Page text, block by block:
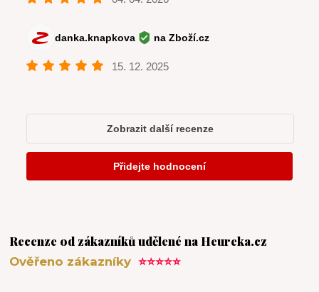
Recenze od zákazníků udělené na Heureka.cz
Ověřeno zákazníky⭐⭐⭐⭐⭐